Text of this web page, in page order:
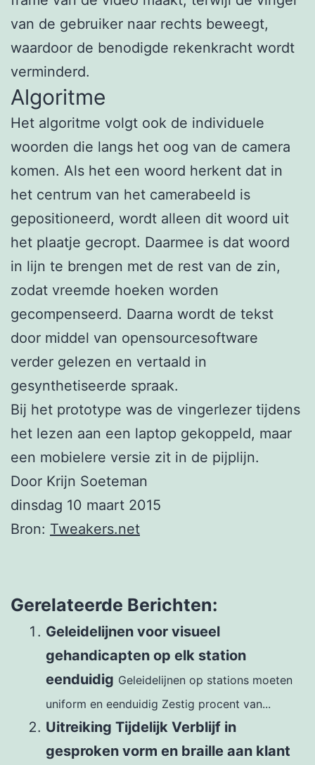
van de gebruiker naar rechts beweegt,
waardoor de benodigde rekenkracht wordt
verminderd.
Algoritme
Het algoritme volgt ook de individuele
woorden die langs het oog van de camera
komen. Als het een woord herkent dat in
het centrum van het camerabeeld is
gepositioneerd, wordt alleen dit woord uit
het plaatje gecropt. Daarmee is dat woord
in lijn te brengen met de rest van de zin,
zodat vreemde hoeken worden
gecompenseerd. Daarna wordt de tekst
door middel van opensourcesoftware
verder gelezen en vertaald in
gesynthetiseerde spraak.
Bij het prototype was de vingerlezer tijdens
het lezen aan een laptop gekoppeld, maar
een mobielere versie zit in de pijplijn.
Door Krijn Soeteman
dinsdag 10 maart 2015
Bron: Tweakers.net
Gerelateerde Berichten:
Geleidelijnen voor visueel
gehandicapten op elk station
eenduidig Geleidelijnen op stations moeten
uniform en eenduidig Zestig procent van...
Uitreiking Tijdelijk Verblijf in
gesproken vorm en braille aan klant